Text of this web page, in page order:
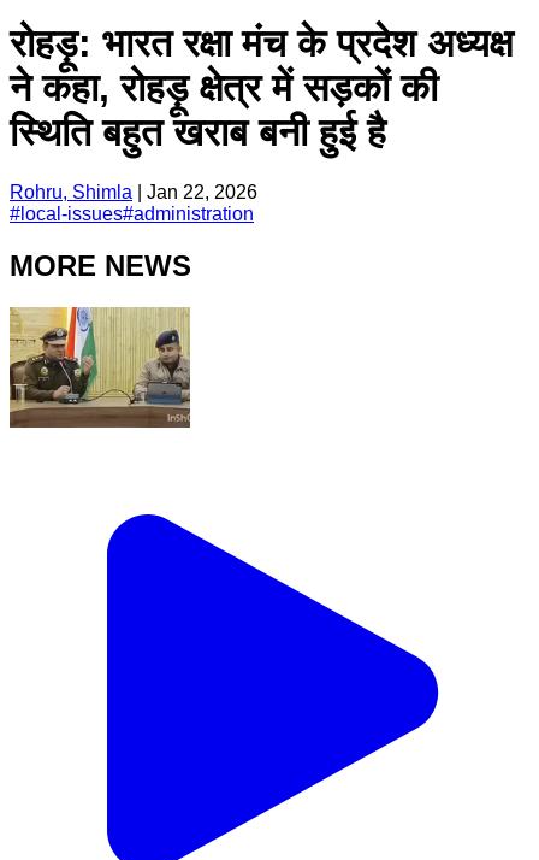
रोहड़ू: भारत रक्षा मंच के प्रदेश अध्यक्ष
ने कहा, रोहड़ू क्षेत्र में सड़कों की
स्थिति बहुत खराब बनी हुई है
Rohru, Shimla
Jan 22, 2026
# local-issues#administration
MORE NEWS